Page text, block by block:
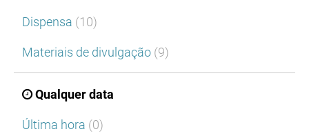
Dispensa (10)
Materiais de divulgação (9)
Qualquer data
Última hora (0)